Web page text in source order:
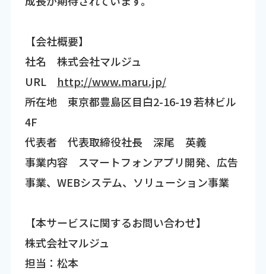
【会社概要】
社名 株式会社マルジュ
URL http://www.maru.jp/
所在地 東京都豊島区目白2-16-19 若林ビル
4F
代表者 代表取締役社長 深尾 英義
事業内容 スマートフォンアプリ開発、広告
事業、WEBシステム、ソリューション事業
【本サービスに関するお問い合わせ】
株式会社マルジュ
担当：松本